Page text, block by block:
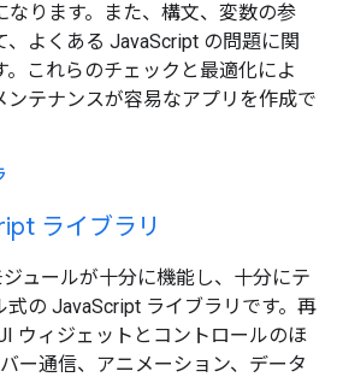
なります。また、構文、変数の参
、よくある JavaScript の問題に関
。これらのチェックと最適化によ
ンテナンスが容易なアプリを作成で
ライブラリ
ュールが十分に機能し、十分にテ
式の JavaScript ライブラリです。再
ウィジェットとコントロールのほ
ー通信、アニメーション、データ